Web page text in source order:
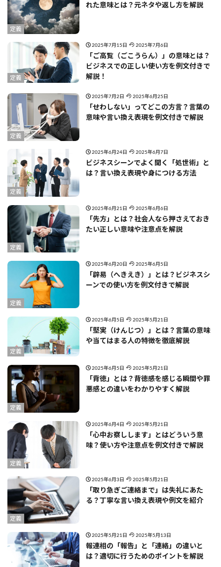
定義
れた意味とは？元ネタや返し方を解説
定義
2025年7月15日 2025年7月6日
「ご高覧（ごこうらん）」の意味とは？
ビジネスでの正しい使い方を例文付きで
解説！
定義
2025年7月2日 2025年6月25日
「せわしない」ってどこの方言？言葉の
意味や言い換え表現を例文付きで解説
定義
2025年6月24日 2025年6月7日
ビジネスシーンでよく聞く「処世術」と
は？言い換え表現や身につける方法
定義
2025年6月21日 2025年6月6日
「先方」とは？社会人なら押さえておき
たい正しい意味や注意点を解説
定義
2025年6月20日 2025年6月5日
「辟易（へきえき）」とは？ビジネスシ
ーンでの使い方を例文付きで解説
定義
2025年6月5日 2025年5月21日
「堅実（けんじつ）」とは？言葉の意味
や当てはまる人の特徴を徹底解説
定義
2025年6月5日 2025年5月21日
「背徳」とは？背徳感を感じる瞬間や罪
悪感との違いをわかりやすく解説
定義
2025年6月4日 2025年5月21日
「心中お察しします」とはどういう意
味？使い方や注意点を例文付きで解説
定義
2025年6月3日 2025年5月21日
「取り急ぎご連絡まで」は失礼にあた
る？丁寧な言い換え表現や例文を紹介
2025年5月21日 2025年5月13日
報連相の「報告」と「連絡」の違いと
は？適切に行うためのポイントを解説